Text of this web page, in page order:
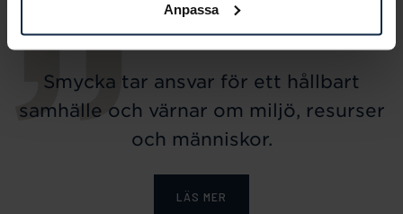
Anpassa
Smycka tar ansvar för ett hållbart
samhälle och värnar om miljö, resurser
och människor.
LÄS MER